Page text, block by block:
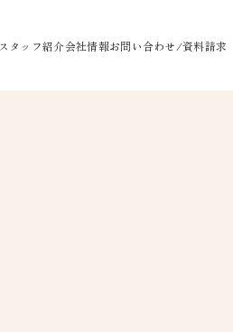
スタッフ紹介会社情報お問い合わせ/資料請求